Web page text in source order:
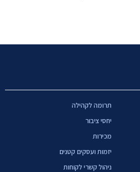
תרומה לקהילה
יחסי ציבור
מכירות
יזמות ועסקים קטנים
ניהול קשרי לקוחות